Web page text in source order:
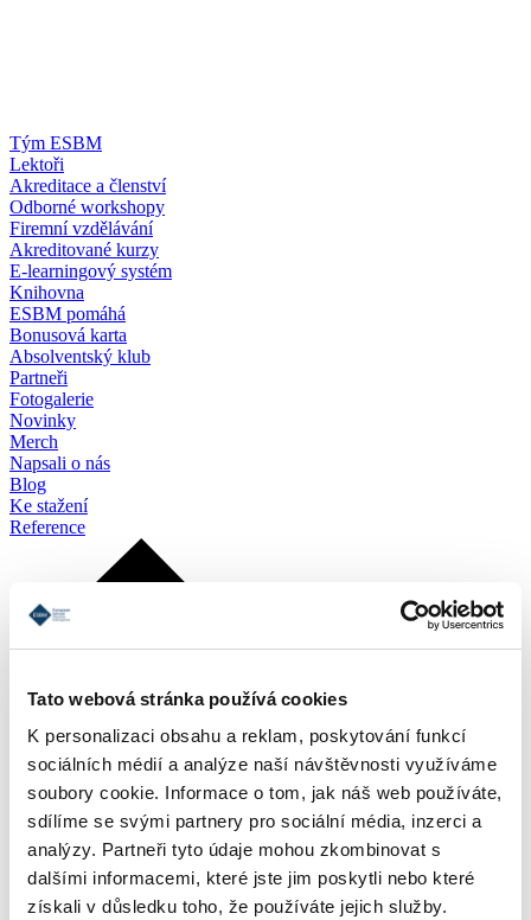
Tato webová stránka používá cookies
K personalizaci obsahu a reklam, poskytování funkcí
sociálních médií a analýze naší návštěvnosti využíváme
soubory cookie. Informace o tom, jak náš web používáte,
sdílíme se svými partnery pro sociální média, inzerci a
analýzy. Partneři tyto údaje mohou zkombinovat s
dalšími informacemi, které jste jim poskytli nebo které
získali v důsledku toho, že používáte jejich služby.
Tým ESBM
Lektoři
Akreditace a členství
Odborné workshopy
Firemní vzdělávání
Akreditované kurzy
E-learningový systém
Knihovna
ESBM pomáhá
Bonusová karta
Absolventský klub
Partneři
Fotogalerie
Novinky
Merch
Napsali o nás
Blog
Ke stažení
Reference